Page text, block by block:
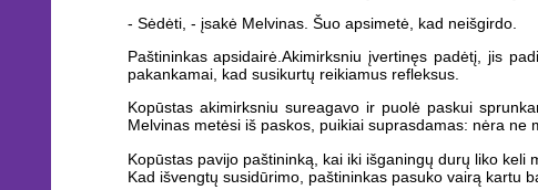
- Sėdėti, - įsakė Melvinas. Šuo apsimetė, kad neišgirdo.
Paštininkas apsidairė.Akimirksniu įvertinęs padėtį, jis
pakankamai, kad susikurtų reikiamus refleksus.
Kopūstas akimirksniu sureagavo ir puolė paskui
Melvinas metėsi iš paskos, puikiai suprasdamas: nėra
Kopūstas pavijo paštininką, kai iki išganingų durų liko
Kad išvengtų susidūrimo, paštininkas pasuko vairą kartu